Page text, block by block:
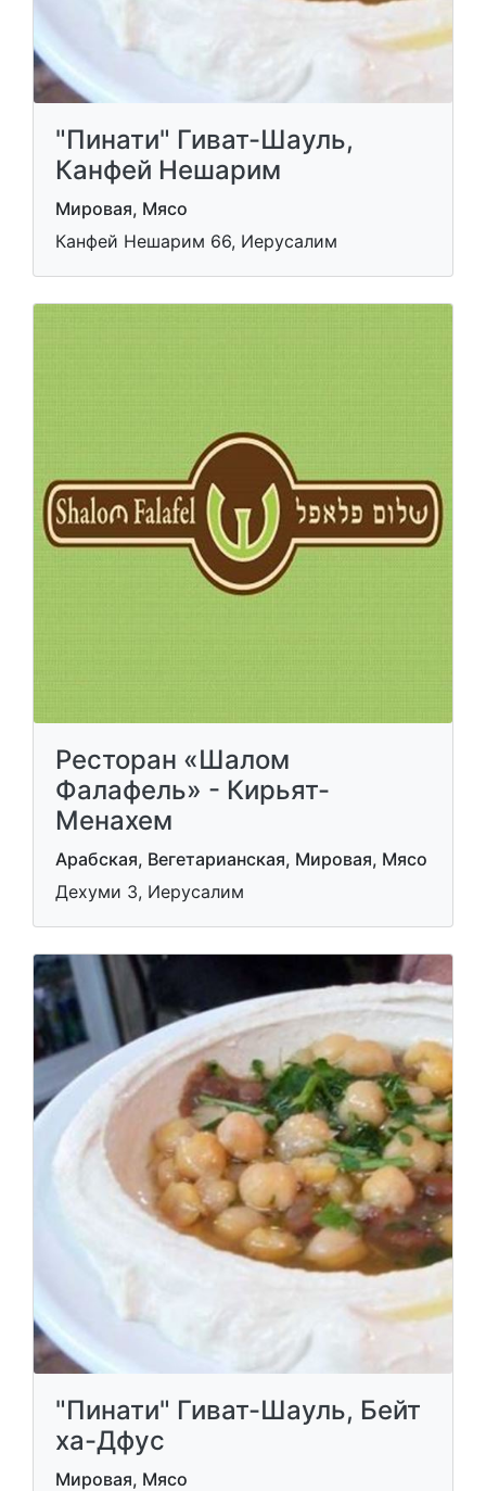
"Пинати" Гиват-Шауль,
Канфей Нешарим
Мировая, Мясо
Канфей Нешарим 66, Иерусалим
Ресторан «Шалом
Фалафель» - Кирьят-
Менахем
Арабская, Вегетарианская, Мировая, Мясо
Дехуми 3, Иерусалим
"Пинати" Гиват-Шауль, Бейт
ха-Дфус
Мировая, Мясо